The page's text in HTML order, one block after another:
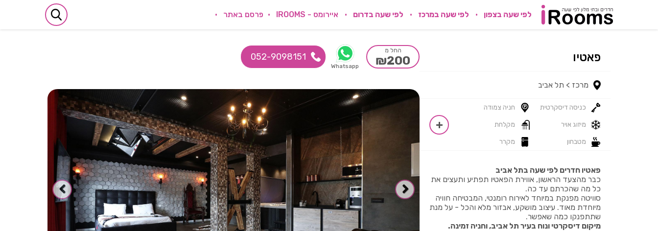
לפי שעה בצפון לפי שעה במרכז לפי שעה בדרום איירומס - IROOMS פרסם באתר
052-9098151
Whatsapp
החל מ
₪200 פאטיו
מרכז > תל אביב
כניסה דיסקרטית חניה צמודה
מיזוג אויר מקלחת
מטבחון מקרר
פאטיו חדרים לפי שעה בתל אביב
כבר מהצעד הראשון, אווירת הפאטיו תפתיע ותעצים את
כל מה שהכרתם עד כה.
סוויטה מפנקת במיוחד לאירוח רומנטי, המבטיחה חוויה
מיוחדת מאוד. עיצוב מושקע, אבזור מלא והכל - על מנת
שתתפנקו כמה שאפשר.
מיקום דיסקרטי ונוח בעיר תל אביב, וחניה זמינה.